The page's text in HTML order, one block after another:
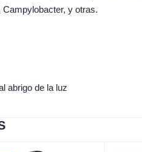
y otras.
abrigo de la luz